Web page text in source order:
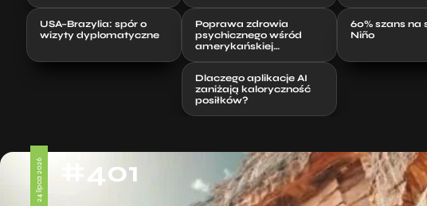
USA–Brazylia: spór o
wizyty dyplomatyczne
Poprawa zdrowia
psychicznego wśród
amerykańskiej
60% szans na
Niño
Dlaczego aplikacje AI
zaniżają kaloryczność
posiłków?
24 lipca 2026 #401